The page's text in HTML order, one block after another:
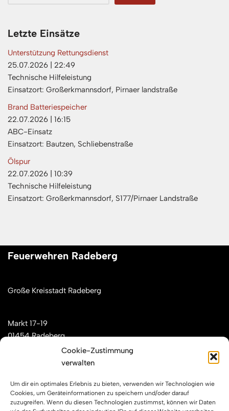
Cookie-Zustimmung
verwalten
Um dir ein optimales Erlebnis zu bieten, verwenden wir Technologien wie
Cookies, um Geräteinformationen zu speichern und/oder darauf
zuzugreifen. Wenn du diesen Technologien zustimmst, können wir Daten
Letzte Einsätze
Unterstützung Rettungsdienst
25.07.2026
22:49
Technische Hilfeleistung
Einsatzort: Großerkmannsdorf, Pirnaer landstraße
Brand Batteriespeicher
22.07.2026
16:15
ABC-Einsatz
Einsatzort: Bautzen, Schliebenstraße
Ölspur
22.07.2026
10:39
Technische Hilfeleistung
Einsatzort: Großerkmannsdorf, S177/Pirnaer Landstraße
Feuerwehren Radeberg
Große Kreisstadt Radeberg
Markt 17-19
01454 Radeberg
Mail: kontakt[at]feuerwehren-radeberg.de
Feuerwehren Radeberg im Internet